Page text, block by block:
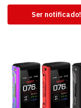
Ser notificado!